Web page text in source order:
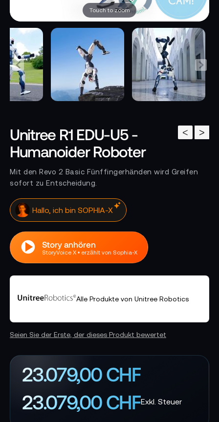
Touch to zoom
>
<
Unitree R1 EDU-U5 -
Humanoider Roboter
Mit den Revo 2 Basic Fünffingerhänden wird Greifen
sofort zu Entscheidung.
Deine KI Assistentin
Story anhören
StoryVoice X • erzählt von Sophia-X
Alle Produkte von Unitree Robotics
Seien Sie der Erste, der dieses Produkt bewertet
23.079,00 CHF
23.079,00 CHF